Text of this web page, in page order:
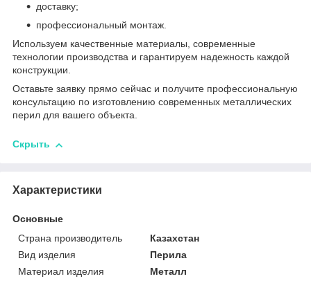
доставку;
профессиональный монтаж.
Используем качественные материалы, современные
технологии производства и гарантируем надежность каждой
конструкции.
Оставьте заявку прямо сейчас и получите профессиональную
консультацию по изготовлению современных металлических
перил для вашего объекта.
Скрыть
Характеристики
Основные
Страна производитель
Казахстан
Вид изделия
Перила
Материал изделия
Металл